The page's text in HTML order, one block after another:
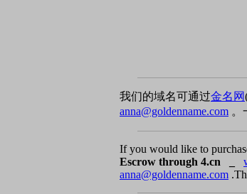
我们的域名可通过金名网
anna@goldenname.com 。
If you would like to
Escrow through 4.cn _
anna@goldenname.com